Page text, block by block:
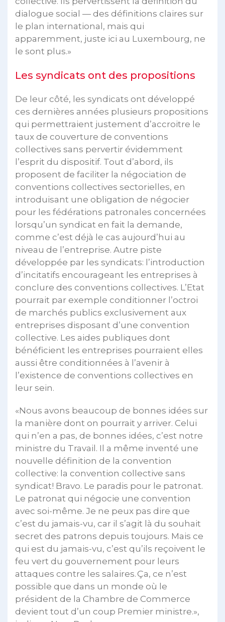
dialogue social — des définitions claires sur
le plan international, mais qui
apparemment, juste ici au Luxembourg, ne
le sont plus.»
Les syndicats ont des propositions
De leur côté, les syndicats ont développé
ces dernières années plusieurs propositions
qui permettraient justement d’accroitre le
taux de couverture de conventions
collectives sans pervertir évidemment
l’esprit du dispositif. Tout d’abord, ils
proposent de faciliter la négociation de
conventions collectives sectorielles, en
introduisant une obligation de négocier
pour les fédérations patronales concernées
lorsqu’un syndicat en fait la demande,
comme c’est déjà le cas aujourd’hui au
niveau de l’entreprise. Autre piste
développée par les syndicats: l’introduction
d’incitatifs encourageant les entreprises à
conclure des conventions collectives. L’Etat
pourrait par exemple conditionner l’octroi
de marchés publics exclusivement aux
entreprises disposant d’une convention
collective. Les aides publiques dont
bénéficient les entreprises pourraient elles
aussi être conditionnées à l’avenir à
l’existence de conventions collectives en
leur sein.
«Nous avons beaucoup de bonnes idées sur
la manière dont on pourrait y arriver. Celui
qui n’en a pas, de bonnes idées, c’est notre
ministre du Travail. Il a même inventé une
nouvelle définition de la convention
collective: la convention collective sans
syndicat! Bravo. Le paradis pour le patronat.
Le patronat qui négocie une convention
avec soi-même. Je ne peux pas dire que
c’est du jamais-vu, car il s’agit là du souhait
secret des patrons depuis toujours. Mais ce
qui est du jamais-vu, c’est qu’ils reçoivent le
feu vert du gouvernement pour leurs
attaques contre les salaires. Ça, ce n’est
possible que dans un monde où le
président de la Chambre de Commerce
devient tout d’un coup Premier ministre.»,